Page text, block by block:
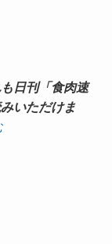
日刊「食肉速
いただけま